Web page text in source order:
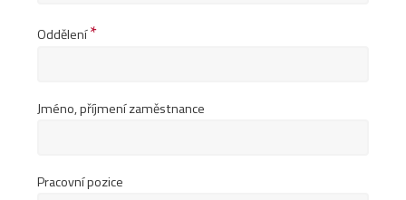
Oddělení*
Jméno, příjmení zaměstnance
Pracovní pozice